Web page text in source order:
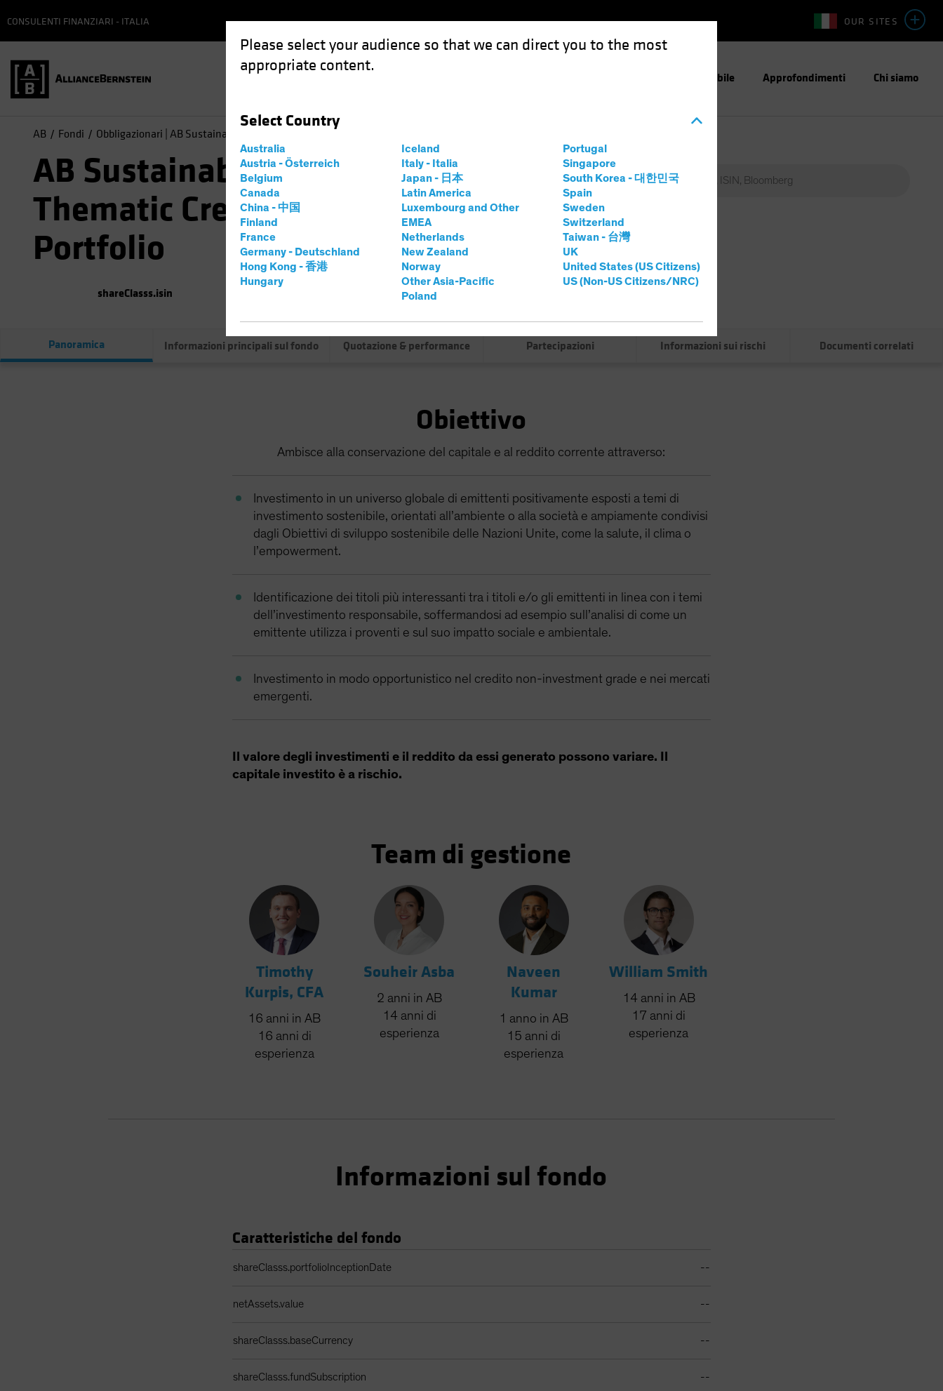
Please select your audience so that we can direct you to the most
appropriate content.
Select Country
Australia
Austria - Österreich
Belgium
Canada
China - 中国
Finland
France
Germany - Deutschland
Hong Kong - 香港
Hungary
Iceland
Italy - Italia
Japan - 日本
Latin America
Luxembourg and Other
EMEA
Netherlands
New Zealand
Norway
Other Asia-Pacific
Poland
Portugal
Singapore
South Korea - 대한민국
Spain
Sweden
Switzerland
Taiwan - 台灣
UK
United States (US Citizens)
US (Non-US Citizens/NRC)
OUR SITES
CONSULENTI FINANZIARI - ITALIA
Investimento Responsabile Approfondimenti Chi siamo
AB Fondi Obbligazionari | AB Sustainable Global Thematic Credit Portfolio
AB Sustainable Global
Thematic Credit
Portfolio
Classe di azioni
shareClasss.isin
0,00 0,00%
Panoramica Informazioni principali sul fondo Quotazione & performance Partecipazioni Informazioni sui rischi Documenti correlati
Obiettivo
Ambisce alla conservazione del capitale e al reddito corrente attraverso:
Investimento in un universo globale di emittenti positivamente esposti a temi di
investimento sostenibile, orientati all’ambiente o alla società e ampiamente condivisi
dagli Obiettivi di sviluppo sostenibile delle Nazioni Unite, come la salute, il clima o
l’empowerment.
Identificazione dei titoli più interessanti tra i titoli e/o gli emittenti in linea con i temi
dell’investimento responsabile, soffermandosi ad esempio sull’analisi di come un
emittente utilizza i proventi e sul suo impatto sociale e ambientale.
Investimento in modo opportunistico nel credito non-investment grade e nei mercati
emergenti.
Il valore degli investimenti e il reddito da essi generato possono variare. Il
capitale investito è a rischio.
Team di gestione
Timothy
Kurpis, CFA
16 anni in AB
16 anni di
esperienza
Souheir Asba
2 anni in AB
14 anni di
esperienza
Naveen
Kumar
1 anno in AB
15 anni di
esperienza
William Smith
14 anni in AB
17 anni di
esperienza
Informazioni sul fondo
Caratteristiche del fondo
shareClasss.portfolioInceptionDate --
netAssets.value --
shareClasss.baseCurrency --
shareClasss.fundSubscription --